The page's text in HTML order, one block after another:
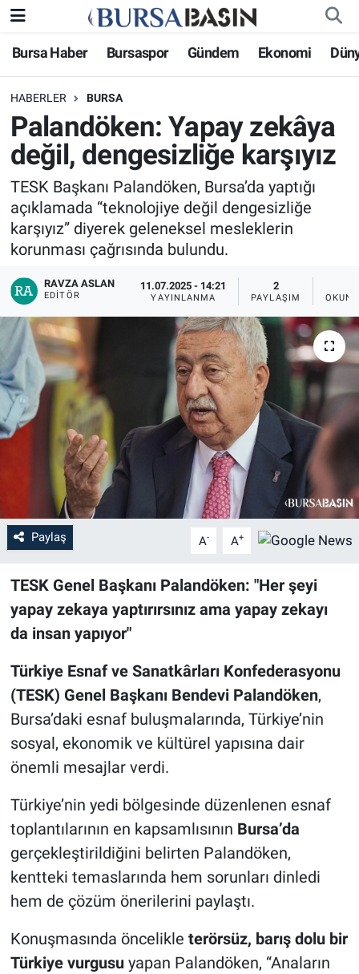
Bursa Haber Bursaspor Gündem Ekonomi
HABERLER BURSA
Palandöken: Yapay zekâya
değil, dengesizliğe karşıyız
TESK Başkanı Palandöken, Bursa’da yaptığı
açıklamada “teknolojiye değil dengesizliğe
karşıyız” diyerek geleneksel mesleklerin
korunması çağrısında bulundu.
RAVZA ASLAN
EDITÖR
11.07.2025 - 14:21
YAYINLANMA
2
PAYLAŞIM
Paylaş A- A+
TESK Genel Başkanı Palandöken: "Her şeyi
yapay zekaya yaptırırsınız ama yapay zekayı
da insan yapıyor"
Türkiye Esnaf ve Sanatkârları Konfederasyonu
(TESK) Genel Başkanı Bendevi Palandöken,
Bursa’daki esnaf buluşmalarında, Türkiye’nin
sosyal, ekonomik ve kültürel yapısına dair
önemli mesajlar verdi.
Türkiye’nin yedi bölgesinde düzenlenen esnaf
toplantılarının en kapsamlısının Bursa’da
gerçekleştirildiğini belirten Palandöken,
kentteki temaslarında hem sorunları dinledi
hem de çözüm önerilerini paylaştı.
Konuşmasında öncelikle terörsüz, barış dolu bir
Türkiye vurgusuyapan Palandöken, “Anaların
Bursa Haber
Genel
Politika
Bilim, Teknoloji
KÜLTÜR-SANAT
Gündem
Sağlık
Eğitim
Ekonomi
Dünya
Teknoloji
Magazin
Siyaset
Yaşam
Spor
Nöbetçi Eczaneler
Bursa Nöbetçi Eczaneler
Bursa Hava Durumu
Bursa Namaz Vakitleri
Bursa Trafik Yoğunluk Haritası
Süper Lig Puan Durumu ve Fikstür
Haber Arşivi